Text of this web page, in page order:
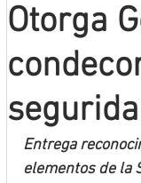
Mineros LNBP
Otorga
Entrega
elementos de la